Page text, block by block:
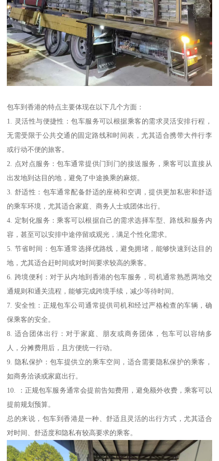
包车到香港的特点主要体现在以下几个方面：
1. 灵活性与便捷性：包车服务可以根据乘客的需求灵活安排行程，
无需受限于公共交通的固定路线和时间表，尤其适合携带大件行李
或行动不便的旅客。
2. 点对点服务：包车通常提供门到门的接送服务，乘客可以直接从
出发地到达目的地，避免了中途换乘的麻烦。
3. 舒适性：包车通常配备舒适的座椅和空调，提供更加私密和舒适
的乘车环境，尤其适合家庭、商务人士或团体出行。
4. 定制化服务：乘客可以根据自己的需求选择车型、路线和服务内
容，甚至可以安排中途停留或观光，满足个性化需求。
5. 节省时间：包车通常选择优路线，避免拥堵，能够快速到达目的
地，尤其适合赶时间或对时间要求较高的乘客。
6. 跨境便利：对于从内地到香港的包车服务，司机通常熟悉两地交
通规则和通关流程，能够完成跨境手续，减少等待时间。
7. 安全性：正规包车公司通常提供司机和经过严格检查的车辆，确
保乘客的安全。
8. 适合团体出行：对于家庭、朋友或商务团体，包车可以容纳多
人，分摊费用后，且方便统一行动。
9. 隐私保护：包车提供立的乘车空间，适合需要隐私保护的乘客，
如商务洽谈或家庭出行。
10. ：正规包车服务通常会提前告知费用，避免额外收费，乘客可以
提前规划预算。
总的来说，包车到香港是一种、舒适且灵活的出行方式，尤其适合
对时间、舒适度和隐私有较高要求的乘客。